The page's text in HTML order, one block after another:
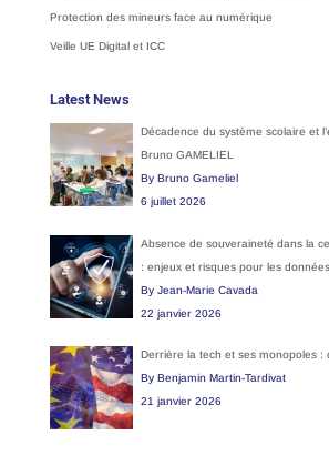
Protection des mineurs face au numérique
Veille UE Digital et ICC
Latest News
Décadence du système scolaire et
Bruno GAMELIEL
By Bruno Gameliel
6 juillet 2026
Absence de souveraineté dans la
: enjeux et risques pour les
By Jean-Marie Cavada
22 janvier 2026
Derrière la tech et ses monopoles :
By Benjamin Martin-Tardivat
21 janvier 2026